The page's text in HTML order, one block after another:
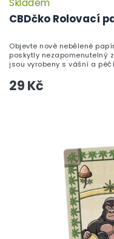
CBDčko Rolovací
Skladem
29 Kč
Objevte nové nebělené
poskytly nezapomenutelný
jsou vyrobeny s vášní a